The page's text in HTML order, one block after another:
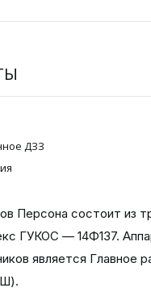
ДЗЗ
Персона состоит из
ГУКОС — 14Ф137.
является Главное